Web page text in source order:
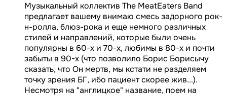
Музыкальный коллектив The MeatEaters Band
предлагает вашему внимаю смесь задорного рок-
н-ролла, блюз-рока и еще немного различных
стилей и направлений, которые были очень
популярны в 60-х и 70-х, любимы в 80-х и почти
забыты в 90-х (что позволило Борис Борисычу
сказать, что Он мертв, мы кстати не разделяем
точку зрения БГ, ибо пациент скорее жив...).
Несмотря на "англицкое" название, поем на